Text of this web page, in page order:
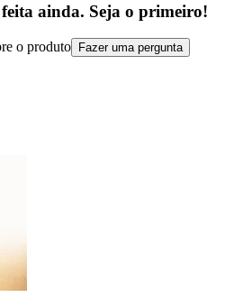
ainda. Seja o primeiro!
o produto Fazer uma pergunta